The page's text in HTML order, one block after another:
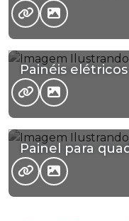
Painéis
Painel para